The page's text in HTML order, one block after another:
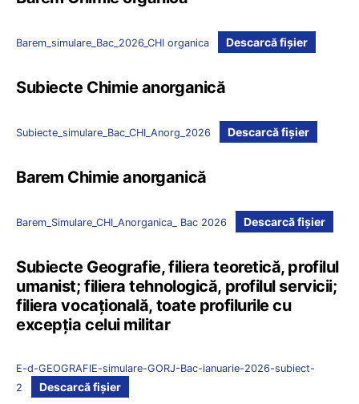
Barem_simulare_Bac_2026_CHI organica Descarcă fișier
Subiecte Chimie anorganică
Subiecte_simulare_Bac_CHI_Anorg_2026 Descarcă fișier
Barem Chimie anorganică
Barem_Simulare_CHI_Anorganica_ Bac 2026 Descarcă fișier
Subiecte Geografie, filiera teoretică, profilul
umanist; filiera tehnologică, profilul servicii;
filiera vocațională, toate profilurile cu
excepția celui militar
E-d-GEOGRAFIE-simulare-GORJ-Bac-ianuarie-2026-subiect-
2
Descarcă fișier